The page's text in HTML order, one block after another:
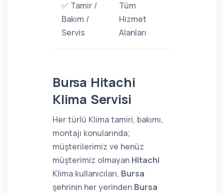
✅ Tamir /
Bakım /
Servis
Tüm
Hizmet
Alanları
Bursa Hitachi
Klima Servisi
Her türlü Klima tamiri, bakımı,
montajı konularında;
müşterilerimiz ve henüz
müşterimiz olmayan Hitachi
Klima kullanıcıları, Bursa
şehrinin her yerinden Bursa